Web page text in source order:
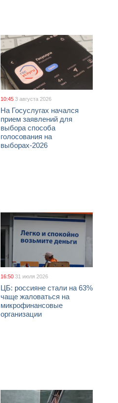
10:45 3 августа 2026
На Госуслугах начался
прием заявлений для
выбора способа
голосования на
выборах-2026
16:50 31 июля 2026
ЦБ: россияне стали на 63%
чаще жаловаться на
микрофинансовые
организации